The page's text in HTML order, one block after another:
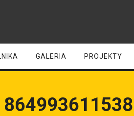
GALERIA PROJEKTY